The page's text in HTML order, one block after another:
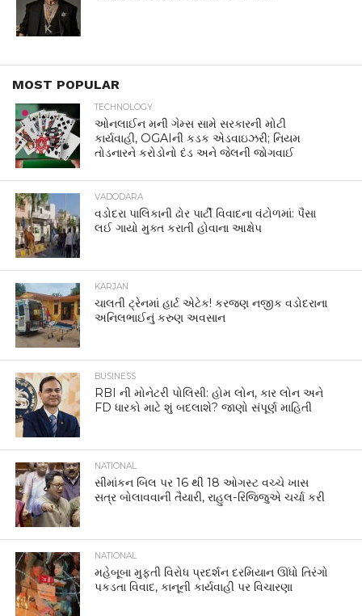
MOST POPULAR
TECHNOLOGY
ઓનલાઈન મની ગેમ્સ સામે સરકારની મોટી
કાર્યવાહી, OGAIની કડક એડવાઇઝરી; નિયમ
તોડનારને કરોડોનો દંડ અને જેલની જોગવાઈ
VADODARA
વડોદરા પાલિકાની ઢોર પાર્ટી વિવાદના વંટોળમાં: પૈસા
લઈ ગાયો મુક્ત કરાતી હોવાના આક્ષેપ
KARJAN
ચાલતી ટ્રેનમાં હાર્ટ એટેક! કરજણ નજીક વડોદરાના
અનિલભાઈનું કરુણ અવસાન
BUSINESS
RBI ની મોનેટરી પોલિસી: હોમ લોન, કાર લોન અને
FD ધારકો માટે શું બદલાશે? જાણો સંપૂર્ણ માહિતી
NATIONAL
સીમાંકન બિલ પર 16 થી 18 ઓગસ્ટ વચ્ચે ખાસ
સત્ર બોલાવવાની તૈયારી, રાહુલ-રિજિજુએ ચર્ચા કરી
NATIONAL
મહેબૂબા મુફ્તી વિરોધ પ્રદર્શન દરમિયાન ઊંધો તિરંગો
પકડતા વિવાદ, કાનૂની કાર્યવાહી પર વિચારણા